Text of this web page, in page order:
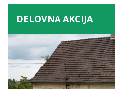
DELOVNA AKCIJA